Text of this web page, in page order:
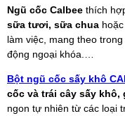
Ngũ cốc Calbee thích
sữa tươi, sữa chua hoặc
làm việc, mang theo
động ngoại khóa.…
Bột ngũ cốc sấy khô
cốc và trái cây sấy khô,
ngon tự nhiên từ các loại